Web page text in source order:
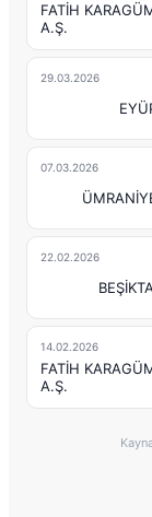
FATİH
A.Ş.
29.03.2026
07.03.2026
22.02.2026
14.02.2026
FATİH
A.Ş.